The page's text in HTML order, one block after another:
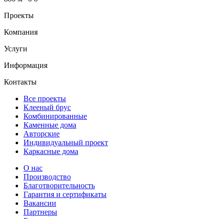
Проекты
Компания
Услуги
Информация
Контакты
Все проекты
Клееный брус
Комбинированные
Каменные дома
Авторские
Индивидуальный проект
Каркасные дома
О нас
Производство
Благотворительность
Гарантия и сертификаты
Вакансии
Партнеры